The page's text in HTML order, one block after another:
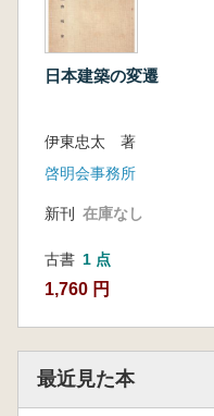
日本建築の変遷
伊東忠太 著
啓明会事務所
新刊 在庫なし
古書 1 点
1,760 円
最近見た本